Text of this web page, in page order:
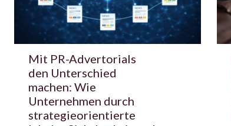
Mit PR-Advertorials
den Unterschied
machen: Wie
Unternehmen durch
strategieorientierte